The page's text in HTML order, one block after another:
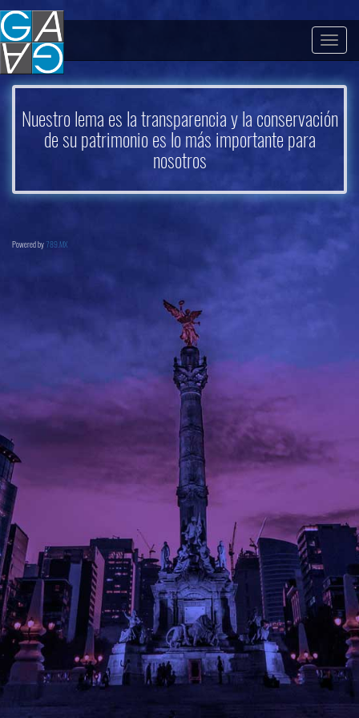
Nuestro lema es la transparencia y la conservación
de su patrimonio es lo más importante para
nosotros
Powered by 789.MX